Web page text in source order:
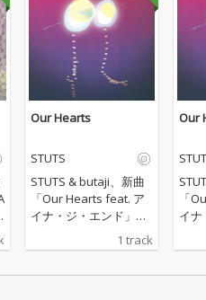
Our Hearts
STUTS
STUTS & butaji、新曲
「Our Hearts feat. ア
イナ・ジ・エンド」を
リリース。 Netflixシリ
ーズ「ソウルメイト」
1 track
Our
「
イナ
リ
ーズ